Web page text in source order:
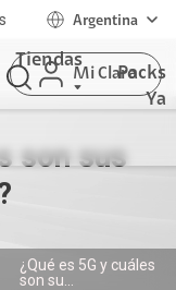
Argentina
Tiendas
Packs
Ya
Mi Claro
son sus
¿Qué es 5G y cuáles
son su...